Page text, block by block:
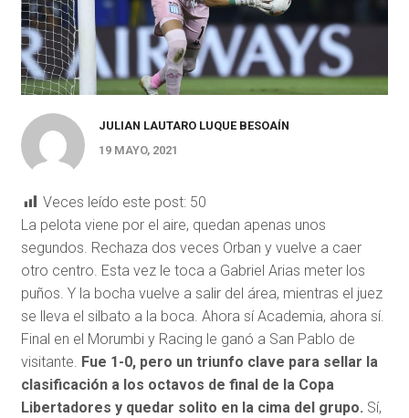
JULIAN LAUTARO LUQUE BESOAÍN
19 MAYO, 2021
Veces leído este post: 50
La pelota viene por el aire, quedan apenas unos
segundos. Rechaza dos veces Orban y vuelve a caer
otro centro. Esta vez le toca a Gabriel Arias meter los
puños. Y la bocha vuelve a salir del área, mientras el juez
se lleva el silbato a la boca. Ahora sí Academia, ahora sí.
Final en el Morumbi y Racing le ganó a San Pablo de
visitante. Fue 1-0, pero un triunfo clave para sellar la
clasificación a los octavos de final de la Copa
Libertadores y quedar solito en la cima del grupo. Sí,